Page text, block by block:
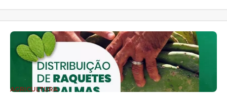
AGRICULTURA